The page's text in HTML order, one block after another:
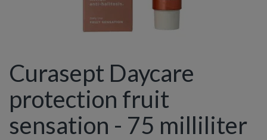
Curasept Daycare
protection fruit
sensation - 75 milliliter